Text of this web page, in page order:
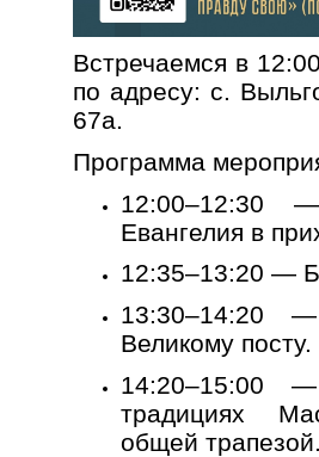
Встречаемся в
по адресу: с.
67а.
Программа
12:00–12:30
Евангелия в
12:35–13:20 —
13:30–14:20
Великому посту.
14:20–15:00
традициях
общей